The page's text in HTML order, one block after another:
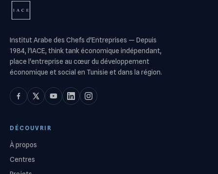
Institut Arabe des Chefs d'Entreprises — Depuis
1984, l'IACE, think tank économique indépendant,
place l'entreprise au cœur du développement
économique et social en Tunisie et dans la région.
DÉCOUVRIR
À propos
Centres